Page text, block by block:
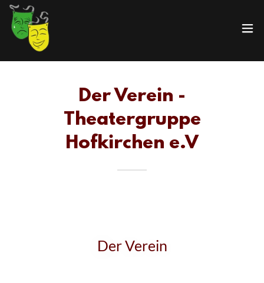
Der Verein -
Theatergruppe
Hofkirchen e.V
Der Verein